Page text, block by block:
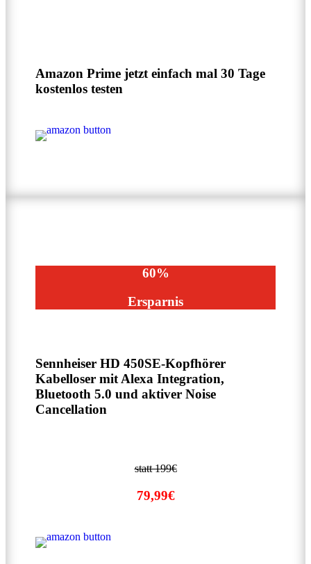
Amazon Prime jetzt einfach mal 30 Tage
kostenlos testen
60%
Ersparnis
Sennheiser HD 450SE-Kopfhörer
Kabelloser mit Alexa Integration,
Bluetooth 5.0 und aktiver Noise
Cancellation
statt 199€
79,99€